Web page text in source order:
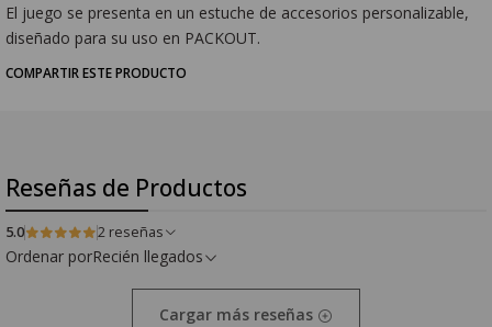
El juego se presenta en un estuche de accesorios personalizable,
diseñado para su uso en PACKOUT.
COMPARTIR ESTE PRODUCTO
Reseñas de Productos
5.0 2 reseñas
Ordenar porRecién llegados
Cargar más reseñas